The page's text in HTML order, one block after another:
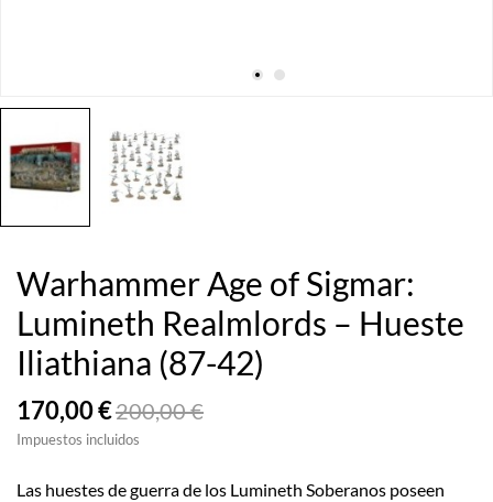
Warhammer Age of Sigmar:
Lumineth Realmlords – Hueste
Iliathiana (87-42)
170,00 €200,00 €
Impuestos incluidos
Las huestes de guerra de los Lumineth Soberanos poseen